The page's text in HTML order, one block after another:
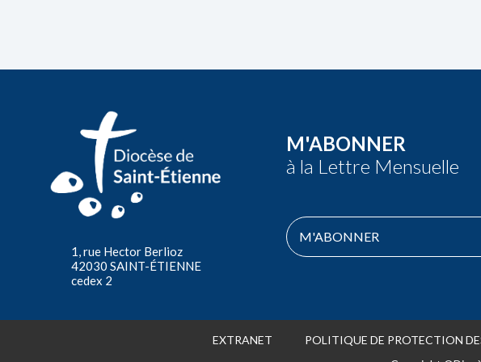
1, rue Hector Berlioz
42030 SAINT-ÉTIENNE
cedex 2
M'ABONNER
à la Lettre Mensuelle
M'ABONNER
EXTRANET POLITIQUE DE PROTECTION